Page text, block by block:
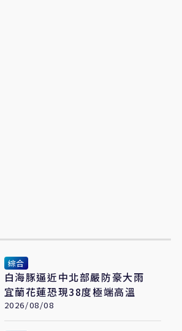
綜合
白海豚逼近中北部嚴防豪大雨
宜蘭花蓮恐現38度極端高溫
2026/08/08